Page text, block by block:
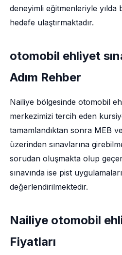
deneyimli eğitmenleriyle
hedefe ulaştırmaktadır.
otomobil ehliyet
Adım Rehber
Nailiye bölgesinde otomobil
merkezimizi tercih eden
tamamlandıktan sonra MEB
üzerinden sınavlarına
sorudan oluşmakta olup
sınavında ise pist
değerlendirilmektedir.
Nailiye otomobil
Fiyatları